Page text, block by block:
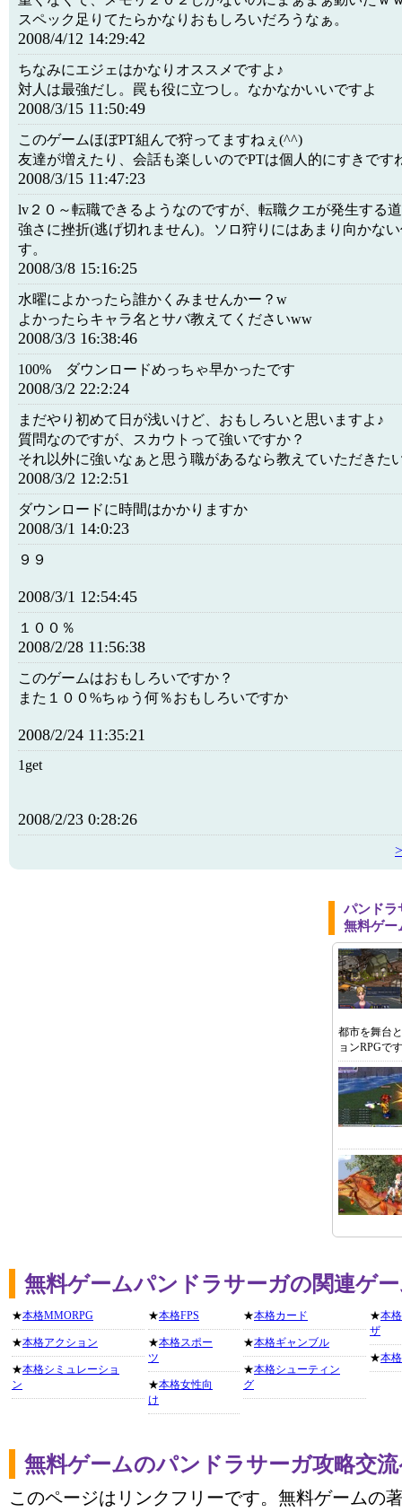
スペック足りてたらかなりおもしろいだろうなぁ。
2008/4/12 14:29:42
ちなみにエジェはかなりオススメですよ♪
対人は最強だし。罠も役に立つし。なかなかいいですよ
2008/3/15 11:50:49
このゲームほぼPT組んで狩ってますねぇ(^^)
友達が増えたり、会話も楽しいのでPTは個人的にすきです
2008/3/15 11:47:23
lv２０～転職できるようなのですが、転職クエが発生する
強さに挫折(逃げ切れません)。ソロ狩りにはあまり向かな
す。
2008/3/8 15:16:25
水曜によかったら誰かくみませんかー？w
よかったらキャラ名とサバ教えてくださいww
2008/3/3 16:38:46
100% ダウンロードめっちゃ早かったです
2008/3/2 22:2:24
まだやり初めて日が浅いけど、おもしろいと思いますよ♪
質問なのですが、スカウトって強いですか？
それ以外に強いなぁと思う職があるなら教えていただきた
2008/3/2 12:2:51
ダウンロードに時間はかかりますか
2008/3/1 14:0:23
９９
2008/3/1 12:54:45
１００％
2008/2/28 11:56:38
このゲームはおもしろいですか？
また１００%ちゅう何％おもしろいですか
2008/2/24 11:35:21
1get
2008/2/23 0:28:26
パンドラ
無料ゲー
都市を舞台
ョンRPGです
無料ゲームパンドラサーガの関連ゲ
★本格MMORPG
★本格アクション
★本格シミュレーショ
ン
★本格FPS
★本格スポー
ツ
★本格女性向
け
★本格カード
★本格ギャンブル
★本格シューティン
グ
★本
ザ
★本
無料ゲームのパンドラサーガ攻略交
このページはリンクフリーです。無料ゲームの